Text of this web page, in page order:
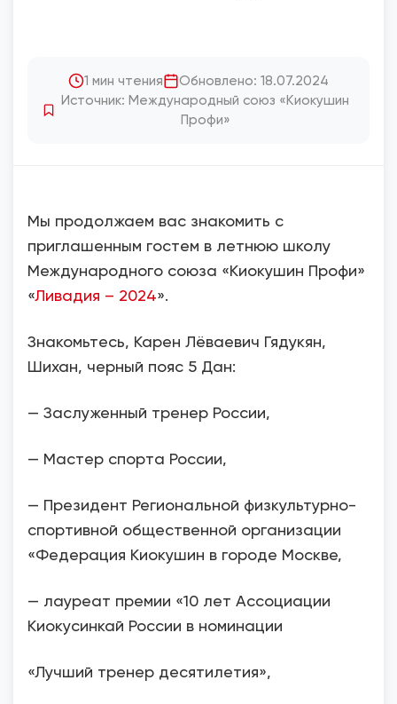
1 мин чтения
Обновлено: 18.07.2024
Источник: Международный союз «Киокушин
Профи»
Мы продолжаем вас знакомить с
приглашенным гостем в летнюю школу
Международного союза «Киокушин Профи»
«Ливадия – 2024».
Знакомьтесь, Карен Лёваевич Гядукян,
Шихан, черный пояс 5 Дан:
— Заслуженный тренер России,
— Мастер спорта России,
— Президент Региональной физкультурно-
спортивной общественной организации
«Федерация Киокушин в городе Москве,
— лауреат премии «10 лет Ассоциации
Киокусинкай России в номинации
«Лучший тренер десятилетия»,